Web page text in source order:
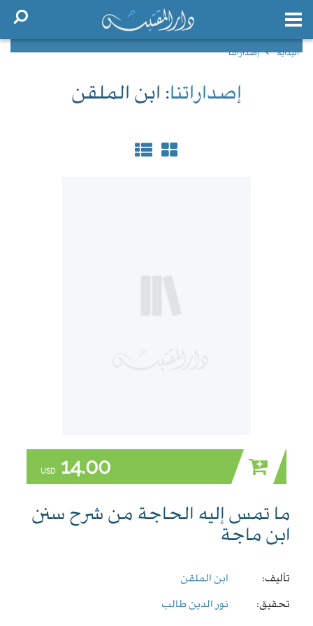
البداية إصداراتنا
إصداراتنا: ابن الملقن
14.00
USD
ما تمس إليه الحاجة من شرح سنن
ابن ماجة
تأليف:
ابن الملقن
تحقيق:
نور الدين طالب